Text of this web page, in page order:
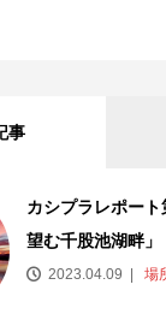
事
カシプラレポー
望む千股池湖畔」
2023.04.09 場